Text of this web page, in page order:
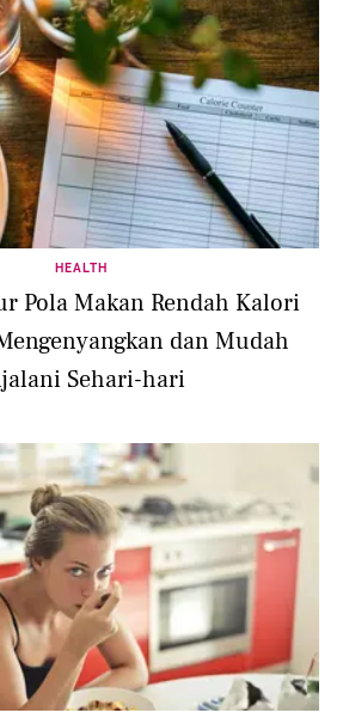
HEALTH
Pola Makan Rendah Kalori
dan Mudah
Sehari-hari